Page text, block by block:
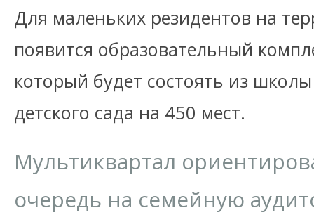
Для маленьких резидентов на
появится образовательный
который будет состоять из
детского сада на 450 мест.
Мультиквартал
очередь на семейную